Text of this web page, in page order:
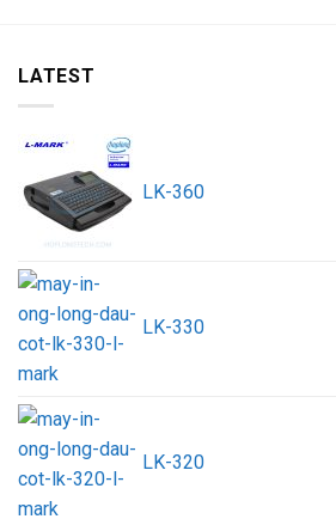
LATEST
LK-360
LK-330
LK-320